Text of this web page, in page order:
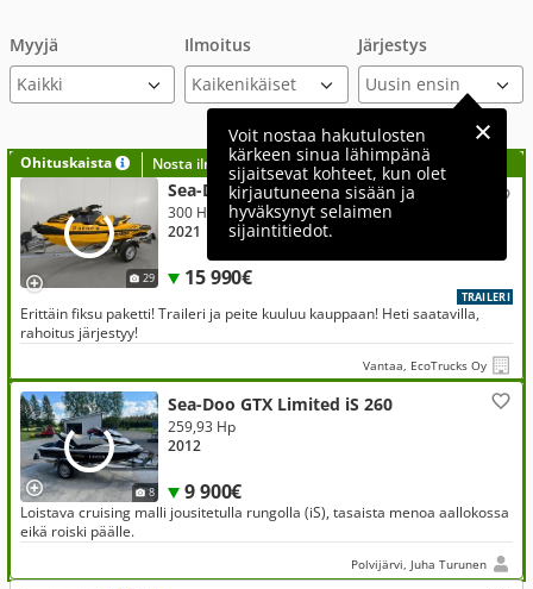
Myyjä Ilmoitus Järjestys
Voit nostaa hakutulosten
kärkeen sinua lähimpänä
sijaitsevat kohteet, kun olet
kirjautuneena sisään ja
hyväksynyt selaimen
sijaintitiedot.
Ohituskaista Nosta ilmoituksesi tähän?
29
Sea-Doo RXT-X 300 RS RXT-X300RS
15 990€
300 Hp
2021
TRAILERI
Erittäin fiksu paketti! Traileri ja peite kuuluu kauppaan! Heti saatavilla,
rahoitus järjestyy!
Vantaa, EcoTrucks Oy
8
Sea-Doo GTX Limited iS 260
9 900€
259,93 Hp
2012
Loistava cruising malli jousitetulla rungolla (iS), tasaista menoa aallokossa
eikä roiski päälle.
Polvijärvi, Juha Turunen